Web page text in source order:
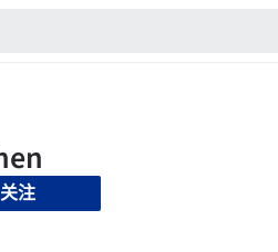
关注